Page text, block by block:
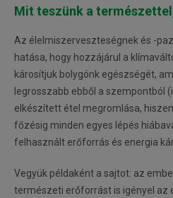
Mit teszünk a
Az élelmiszerveszteségnek és -
hatása, hogy hozzájárul a
károsítjuk bolygónk egészségét,
legrosszabb ebből a szempontból
elkészített étel megromlása,
főzésig minden egyes lépés
felhasznált erőforrás és energia
Vegyük példaként a sajtot: az
természeti erőforrást is igényel az